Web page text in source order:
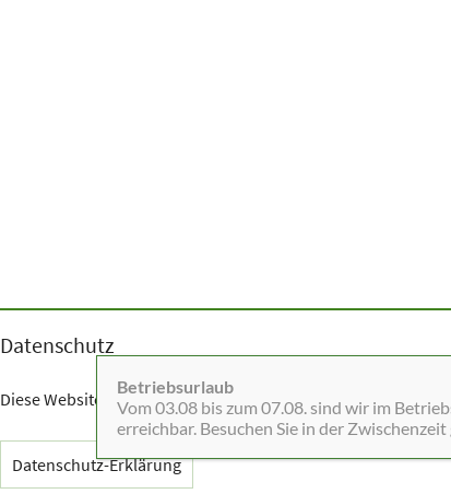
Betriebsurlaub
Vom 03.08 bis zum 07.08. sind wir im
erreichbar. Besuchen Sie in der
Datenschutz
Diese Website setzt Cookies sowie externe Dienste wie
Datenschutz-Erklärung